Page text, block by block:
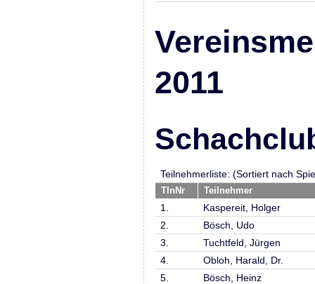
2011
Teilnehmerliste: (Sortiert nach
TlnNr Teilnehmer
1.
Kaspereit, Holger
2.
Bösch, Udo
3.
Tuchtfeld, Jürgen
4.
Obloh, Harald, Dr.
5.
Bösch, Heinz